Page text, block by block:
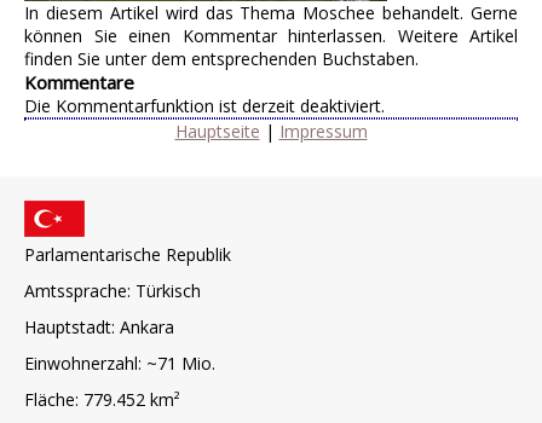
In diesem Artikel wird das Thema Moschee behandelt. Gerne
können Sie einen Kommentar hinterlassen. Weitere Artikel
finden Sie unter dem entsprechenden Buchstaben.
Kommentare
Die Kommentarfunktion ist derzeit deaktiviert.
Hauptseite | Impressum
Parlamentarische Republik
Amtssprache: Türkisch
Hauptstadt: Ankara
Einwohnerzahl: ~71 Mio.
Fläche: 779.452 km²